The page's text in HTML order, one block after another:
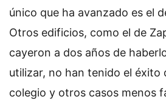
único que ha avanzado es el
Otros edificios, como el de
cayeron a dos años de
utilizar, no han tenido el éxito
colegio y otros casos menos